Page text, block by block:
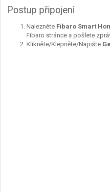
Postup připojení
Nalezněte Fibaro Smart
Fibaro stránce a pošlete
Klikněte/Klepněte/Napište